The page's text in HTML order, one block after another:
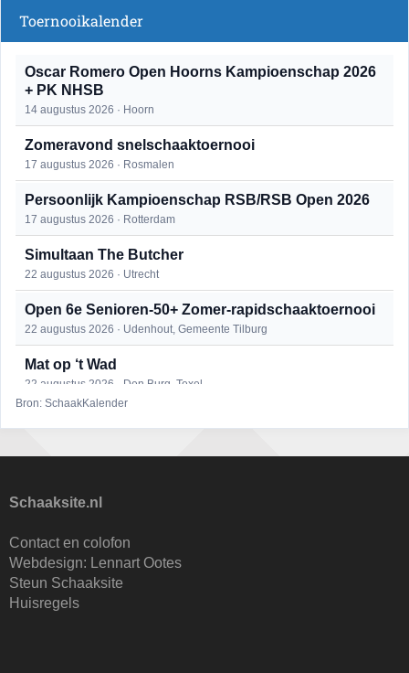
Toernooikalender
Oscar Romero Open Hoorns Kampioenschap 2026
+ PK NHSB
14 augustus 2026 · Hoorn
Zomeravond snelschaaktoernooi
17 augustus 2026 · Rosmalen
Persoonlijk Kampioenschap RSB/RSB Open 2026
17 augustus 2026 · Rotterdam
Simultaan The Butcher
22 augustus 2026 · Utrecht
Open 6e Senioren-50+ Zomer-rapidschaaktoernooi
22 augustus 2026 · Udenhout, Gemeente Tilburg
Mat op ‘t Wad
22 augustus 2026 · Den Burg, Texel
27 augustus 2026 · Delft
Nazomervierkampentoernooi 2026
28 augustus 2026 · Assen
Bron: SchaakKalender
Schaaksite.nl
Contact en colofon
Webdesign: Lennart Ootes
Steun Schaaksite
Huisregels